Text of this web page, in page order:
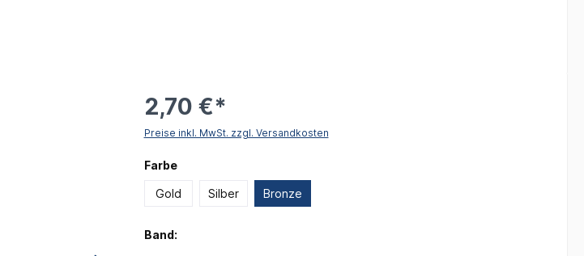
2,70 €*
Preise inkl. MwSt. zzgl. Versandkosten
Farbeauswählen
Gold Silber Bronze
Band: